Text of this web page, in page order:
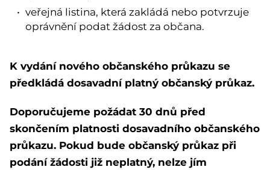
veřejná listina, která zakládá nebo potvrzuje
oprávnění podat žádost za občana.
K vydání nového občanského průkazu se
předkládá dosavadní platný občanský průkaz.
Doporučujeme požádat 30 dnů před
skončením platnosti dosavadního občanského
průkazu. Pokud bude občanský průkaz při
podání žádosti již neplatný, nelze jím